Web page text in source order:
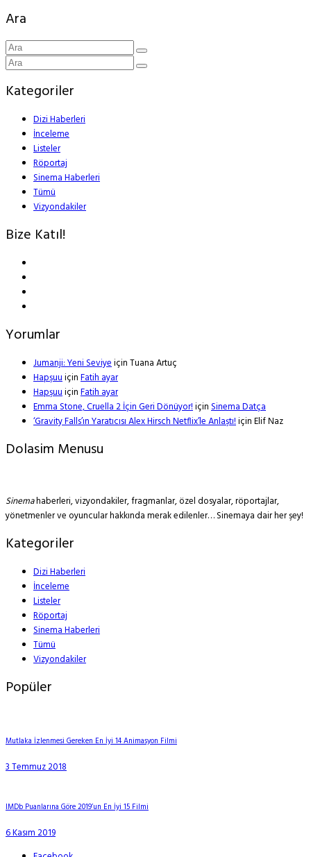
Ara
Kategoriler
Dizi Haberleri
İnceleme
Listeler
Röportaj
Sinema Haberleri
Tümü
Vizyondakiler
Bize Katıl!
Yorumlar
Jumanji: Yeni SeviyeiçinTuana Artuç
HapşuuiçinFatih ayar
HapşuuiçinFatih ayar
Emma Stone, Cruella 2 İçin Geri Dönüyor!içinSinema Datça
‘Gravity Falls’ın Yaratıcısı Alex Hirsch Netflix’le Anlaştı!içinElif Naz
Dolasim Menusu
Sinemahaberleri, vizyondakiler, fragmanlar, özel dosyalar, röportajlar,
yönetmenler ve oyuncular hakkında merak edilenler… Sinemaya dair her şey!
Kategoriler
Dizi Haberleri
İnceleme
Listeler
Röportaj
Sinema Haberleri
Tümü
Vizyondakiler
Popüler
Mutlaka İzlenmesi Gereken En İyi 14 Animasyon Filmi
3 Temmuz 2018
IMDb Puanlarına Göre 2019’un En İyi 15 Filmi
6 Kasım 2019